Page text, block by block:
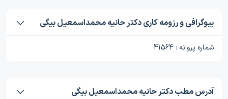
بیوگرافی و رزومه کاری دکتر حانیه محمداسمعیل بیگی
شماره پروانه : 41564
آدرس مطب دکتر حانیه محمداسمعیل بیگی